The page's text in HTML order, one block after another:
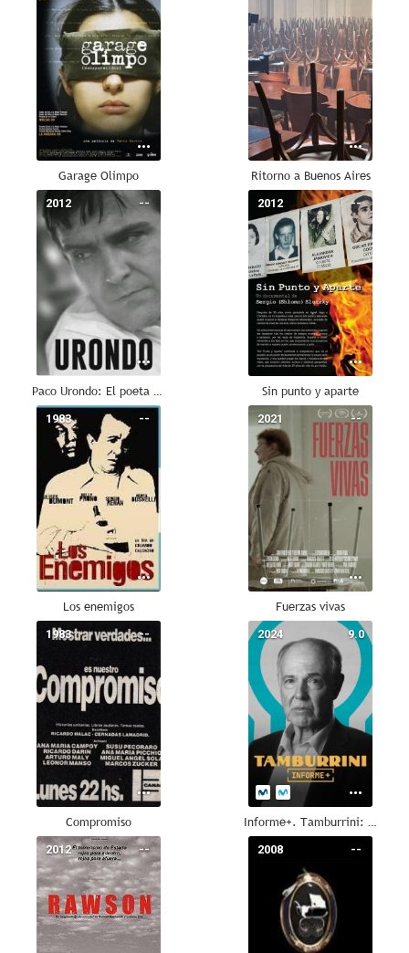
Garage Olimpo Ritorno a Buenos Aires
--
2012
Paco Urondo: El poeta y sus armas
--
2012
Sin punto y aparte
--
1983
Los enemigos
--
2021
Fuerzas vivas
--
1983
Compromiso
9.0
2024
Informe+. Tamburrini: Fuga de un arquero
--
2012 --
2008